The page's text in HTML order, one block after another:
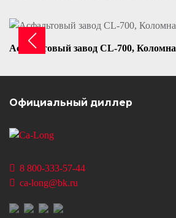
Асфальтовый завод CL-700, Коломна
Официальный диллер
8 800-333-57-44
ca-long@bk.ru